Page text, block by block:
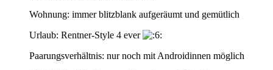
Wohnung: immer blitzblank aufgeräumt und gemütlich
Urlaub: Rentner-Style 4 ever
Paarungsverhältnis: nur noch mit Androidinnen möglich